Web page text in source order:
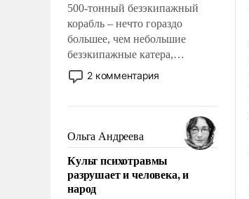
500-тонный безэкипажный
корабль – нечто гораздо
большее, чем небольшие
безэкипажные катера,
применение которых уже
стало обыденностью. Задача по
сложна и амбициозна. Однако
и ее реализация радикально
поднимет наши боевые
возможности.
2 комментария
Ольга Андреева
Культ психотравмы
разрушает и человека, и
народ